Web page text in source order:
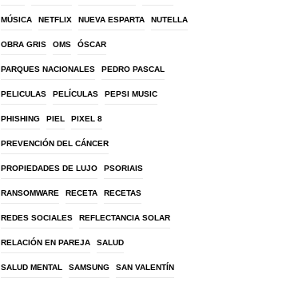
MÚSICA NETFLIX NUEVA ESPARTA NUTELLA
OBRA GRIS OMS ÓSCAR
PARQUES NACIONALES PEDRO PASCAL
PELICULAS PELÍCULAS PEPSI MUSIC
PHISHING PIEL PIXEL 8
PREVENCIÓN DEL CÁNCER
PROPIEDADES DE LUJO PSORIAIS
RANSOMWARE RECETA RECETAS
REDES SOCIALES REFLECTANCIA SOLAR
RELACIÓN EN PAREJA SALUD
SALUD MENTAL SAMSUNG SAN VALENTÍN